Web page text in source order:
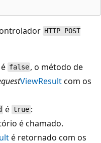
HTTP POST
é false , o método de
ViewResultcom os
étrue:
é chamado.
é retornado com os